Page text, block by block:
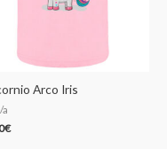
Arco Iris
€